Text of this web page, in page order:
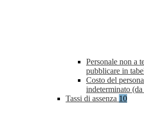
Personale non a
pubblicare in
Costo del
indeterminato
Tassi di assenza 10